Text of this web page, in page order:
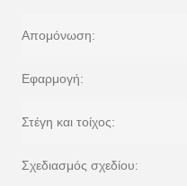
Απομόνωση:
Εφαρμογή:
Στέγη και τοίχος:
Σχεδιασμός σχεδίου: